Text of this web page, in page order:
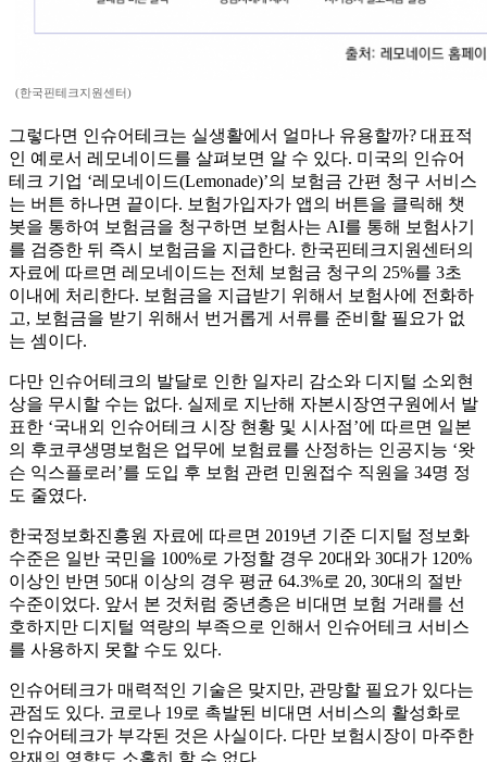
(한국핀테크지원센터)
그렇다면 인슈어테크는 실생활에서 얼마나 유용할까? 대표적
인 예로서 레모네이드를 살펴보면 알 수 있다. 미국의 인슈어
테크 기업 ‘레모네이드(Lemonade)’의 보험금 간편 청구 서비스
는 버튼 하나면 끝이다. 보험가입자가 앱의 버튼을 클릭해 챗
봇을 통하여 보험금을 청구하면 보험사는 AI를 통해 보험사기
를 검증한 뒤 즉시 보험금을 지급한다. 한국핀테크지원센터의
자료에 따르면 레모네이드는 전체 보험금 청구의 25%를 3초
이내에 처리한다. 보험금을 지급받기 위해서 보험사에 전화하
고, 보험금을 받기 위해서 번거롭게 서류를 준비할 필요가 없
는 셈이다.
다만 인슈어테크의 발달로 인한 일자리 감소와 디지털 소외현
상을 무시할 수는 없다. 실제로 지난해 자본시장연구원에서 발
표한 ‘국내외 인슈어테크 시장 현황 및 시사점’에 따르면 일본
의 후코쿠생명보험은 업무에 보험료를 산정하는 인공지능 ‘왓
슨 익스플로러’를 도입 후 보험 관련 민원접수 직원을 34명 정
도 줄였다.
한국정보화진흥원 자료에 따르면 2019년 기준 디지털 정보화
수준은 일반 국민을 100%로 가정할 경우 20대와 30대가 120%
이상인 반면 50대 이상의 경우 평균 64.3%로 20, 30대의 절반
수준이었다. 앞서 본 것처럼 중년층은 비대면 보험 거래를 선
호하지만 디지털 역량의 부족으로 인해서 인슈어테크 서비스
를 사용하지 못할 수도 있다.
인슈어테크가 매력적인 기술은 맞지만, 관망할 필요가 있다는
관점도 있다. 코로나 19로 촉발된 비대면 서비스의 활성화로
인슈어테크가 부각된 것은 사실이다. 다만 보험시장이 마주한